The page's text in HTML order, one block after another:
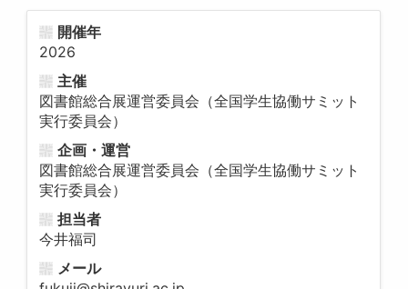
開催年
2026
主催
図書館総合展運営委員会（全国学生協働サミット
実行委員会）
企画・運営
図書館総合展運営委員会（全国学生協働サミット
実行委員会）
担当者
今井福司
メール